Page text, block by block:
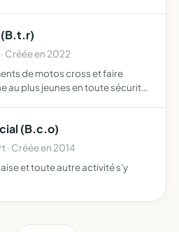
(B.t.r)
· Créée en 2022
de motos cross et faire
au plus jeunes en toute sécurité
(B.c.o)
· Créée en 2014
et toute autre activité s'y